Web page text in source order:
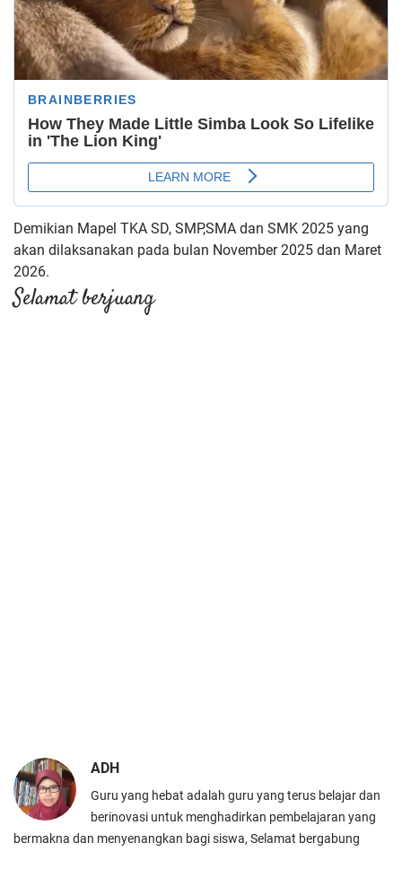
Demikian Mapel TKA SD, SMP,SMA dan SMK 2025 yang
akan dilaksanakan pada bulan November 2025 dan Maret
2026.
Selamat berjuang
ADH
Guru yang hebat adalah guru yang terus belajar dan
berinovasi untuk menghadirkan pembelajaran yang
bermakna dan menyenangkan bagi siswa, Selamat bergabung